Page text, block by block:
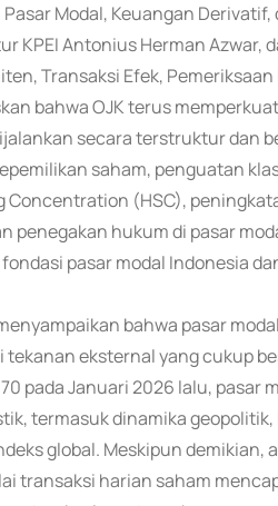
Modal, Keuangan
KPEI Antonius Herman Azwar,
Transaksi Efek,
bahwa OJK terus
secara terstruktur dan
saham, penguatan
(HSC),
penegakan hukum di pasar
pasar modal Indonesia
bahwa pasar
eksternal yang cukup
pada Januari 2026 lalu,
termasuk dinamika
global. Meskipun demikian,
transaksi harian saham